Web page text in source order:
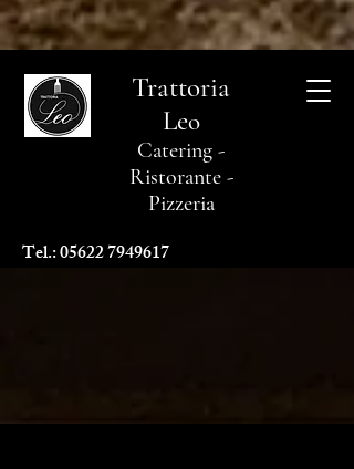
Trattoria
Leo
Catering -
Ristorante -
Pizzeria
Tel.:05622 7949617